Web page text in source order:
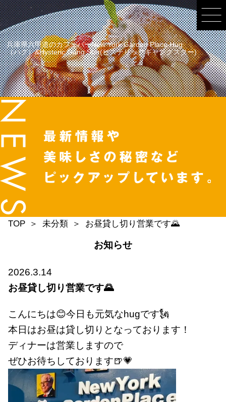
兵庫県六甲道のカフェバーNew York Garden Place Hug
（ハグ）&Hysteric Gang Star(ヒステリックギャングスター)
TOP 未分類 お昼貸し切り営業です🌄
お知らせ
2026.3.14
お昼貸し切り営業です🌄
こんにちは😊今日も元気なhugです🗽
本日はお昼は貸し切りとなっております！
ディナーは営業しますので
ぜひお待ちしております🍺💗